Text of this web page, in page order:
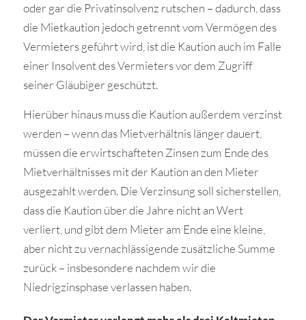
oder gar die Privatinsolvenz rutschen – dadurch, dass
die Mietkaution jedoch getrennt vom Vermögen des
Vermieters geführt wird, ist die Kaution auch im Falle
einer Insolvent des Vermieters vor dem Zugriff
seiner Gläubiger geschützt.
Hierüber hinaus muss die Kaution außerdem verzinst
werden – wenn das Mietverhältnis länger dauert,
müssen die erwirtschafteten Zinsen zum Ende des
Mietverhältnisses mit der Kaution an den Mieter
ausgezahlt werden. Die Verzinsung soll sicherstellen,
dass die Kaution über die Jahre nicht an Wert
verliert, und gibt dem Mieter am Ende eine kleine,
aber nicht zu vernachlässigende zusätzliche Summe
zurück – insbesondere nachdem wir die
Niedrigzinsphase verlassen haben.